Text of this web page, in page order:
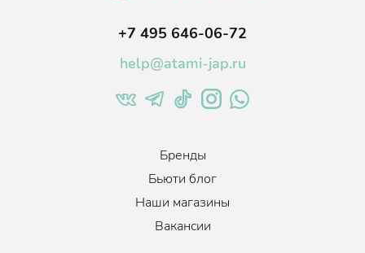
+7 495 646-06-72
help@atami-jap.ru
Бренды
Бьюти блог
Наши магазины
Вакансии